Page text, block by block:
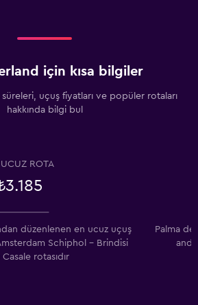
için kısa bilgiler
uçuş fiyatları ve popüler rotaları
hakkında bilgi bul
UCUZ ROTA
düzenlenen en ucuz uçuş
Schiphol - Brindisi
rotasıdır
Palma